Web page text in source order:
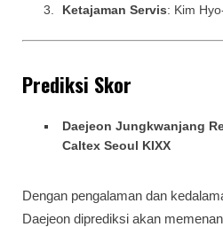
Ketajaman Servis: Kim
Prediksi Skor
Daejeon Jungkwanjang
Caltex Seoul KIXX
Dengan pengalaman dan
Daejeon diprediksi akan